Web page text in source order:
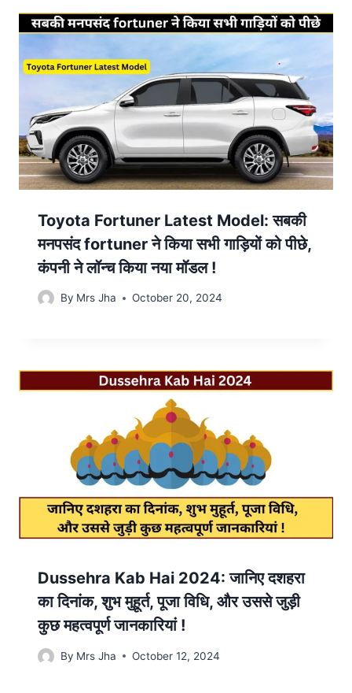
Toyota Fortuner Latest Model: सबकी
मनपसंद fortuner ने किया सभी गाड़ियों को पीछे,
कंपनी ने लॉन्च किया नया मॉडल !
By Mrs Jha October 20, 2024
Dussehra Kab Hai 2024: जानिए दशहरा
का दिनांक, शुभ मुहूर्त, पूजा विधि, और उससे जुड़ी
कुछ महत्वपूर्ण जानकारियां !
By Mrs Jha October 12, 2024